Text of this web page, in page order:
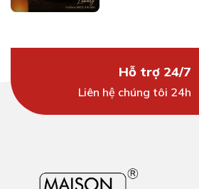
Hỗ trợ 24/7
Liên hệ chúng tôi 24h